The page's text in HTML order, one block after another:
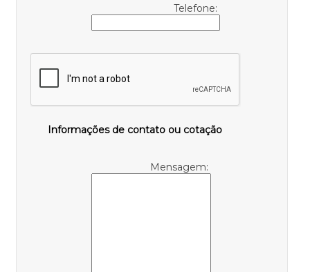
Telefone:
Informações de contato ou cotação
Mensagem: